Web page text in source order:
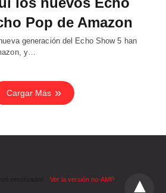
Pop de Amazon
generación del Echo Show 5 han
y…
Cargar Más
Ver la versión no-AMP